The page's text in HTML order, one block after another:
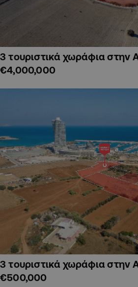
3 τουριστικά χωράφια στην
€4,000,000
3 τουριστικά χωράφια στην
€500,000